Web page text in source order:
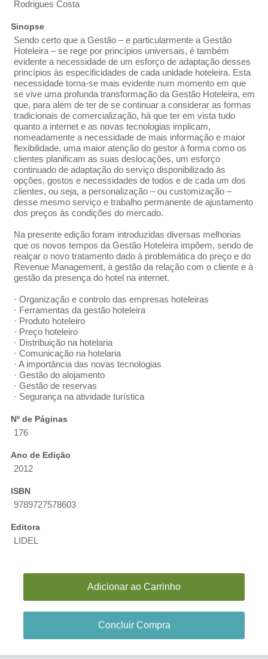
Rodrigues Costa
Sinopse
Sendo certo que a Gestão – e particularmente a Gestão
Hoteleira – se rege por princípios universais, é também
evidente a necessidade de um esforço de adaptação desses
princípios às especificidades de cada unidade hoteleira. Esta
necessidade torna-se mais evidente num momento em que
se vive uma profunda transformação da Gestão Hoteleira, em
que, para além de ter de se continuar a considerar as formas
tradicionais de comercialização, há que ter em vista tudo
quanto a internet e as novas tecnologias implicam,
nomeadamente a necessidade de mais informação e maior
flexibilidade, uma maior atenção do gestor à forma como os
clientes planificam as suas deslocações, um esforço
continuado de adaptação do serviço disponibilizado às
opções, gostos e necessidades de todos e de cada um dos
clientes, ou seja, a personalização – ou customização –
desse mesmo serviço e trabalho permanente de ajustamento
dos preços às condições do mercado.
Na presente edição foram introduzidas diversas melhorias
que os novos tempos da Gestão Hoteleira impõem, sendo de
realçar o novo tratamento dado à problemática do preço e do
Revenue Management, à gestão da relação com o cliente e à
gestão da presença do hotel na internet.
· Organização e controlo das empresas hoteleiras
· Ferramentas da gestão hoteleira
· Produto hoteleiro
· Preço hoteleiro
· Distribuição na hotelaria
· Comunicação na hotelaria
· A importância das novas tecnologias
· Gestão do alojamento
· Gestão de reservas
· Segurança na atividade turística
Nº de Páginas
176
Ano de Edição
2012
ISBN
9789727578603
Editora
LIDEL
Adicionar ao Carrinho
Concluir Compra